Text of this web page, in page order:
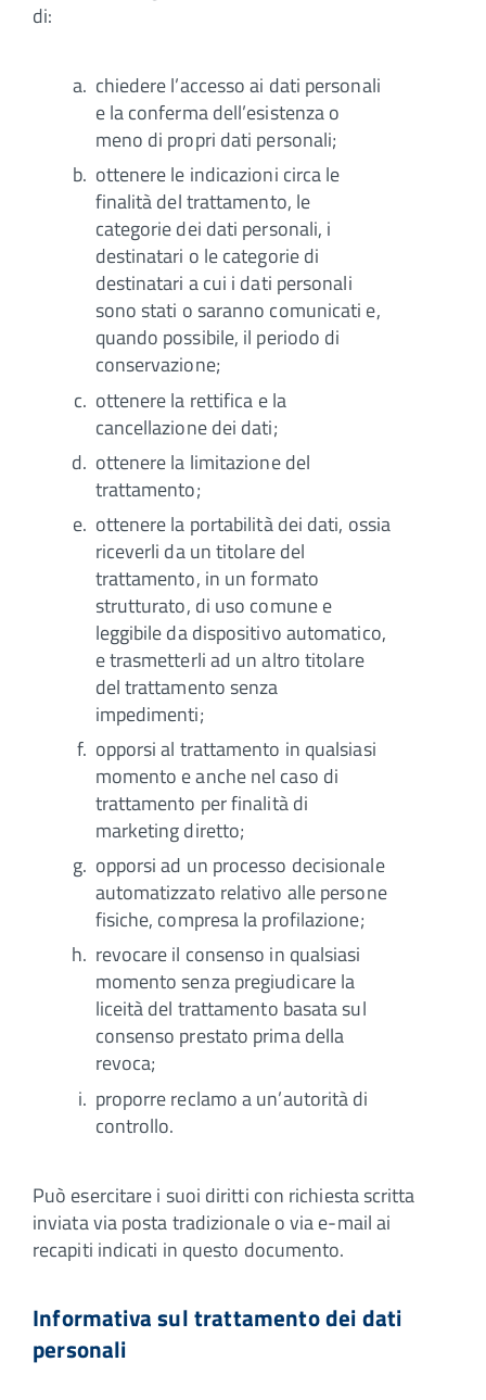
di:
chiedere l’accesso ai dati personali
e la conferma dell’esistenza o
meno di propri dati personali;
ottenere le indicazioni circa le
finalità del trattamento, le
categorie dei dati personali, i
destinatari o le categorie di
destinatari a cui i dati personali
sono stati o saranno comunicati e,
quando possibile, il periodo di
conservazione;
ottenere la rettifica e la
cancellazione dei dati;
ottenere la limitazione del
trattamento;
ottenere la portabilità dei dati, ossia
riceverli da un titolare del
trattamento, in un formato
strutturato, di uso comune e
leggibile da dispositivo automatico,
e trasmetterli ad un altro titolare
del trattamento senza
impedimenti;
opporsi al trattamento in qualsiasi
momento e anche nel caso di
trattamento per finalità di
marketing diretto;
opporsi ad un processo decisionale
automatizzato relativo alle persone
fisiche, compresa la profilazione;
revocare il consenso in qualsiasi
momento senza pregiudicare la
liceità del trattamento basata sul
consenso prestato prima della
revoca;
proporre reclamo a un’autorità di
controllo.
Può esercitare i suoi diritti con richiesta scritta
inviata via posta tradizionale o via e-mail ai
recapiti indicati in questo documento.
Informativa sul trattamento dei dati
personali